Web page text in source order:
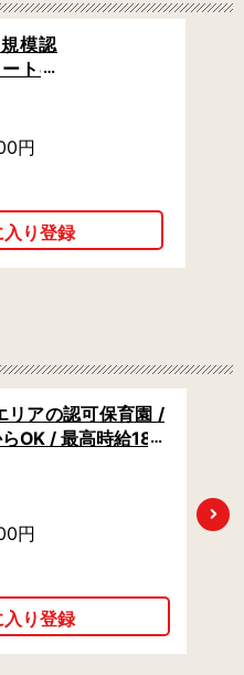
模認
トの
円
リアの認可保育園 /
OK / 最高時給180
円
Next